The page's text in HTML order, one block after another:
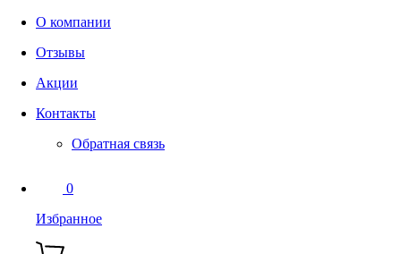
О компании
Отзывы
Акции
Контакты
Обратная связь
0
Избранное